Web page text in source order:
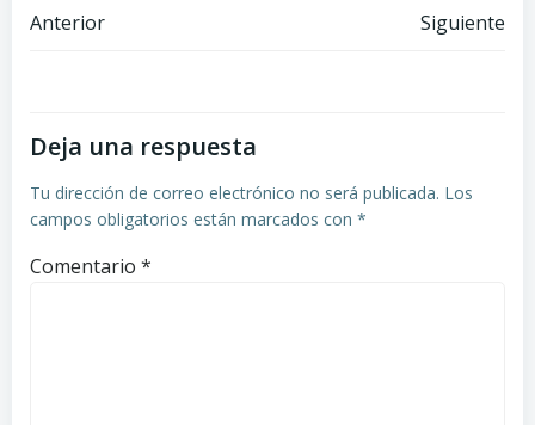
Navegación
las
entradas
Anterior
Navegación
entradas
Siguiente
Deja una respuesta
Tu dirección de correo electrónico no será publicada. Los
campos obligatorios están marcados con *
Comentario *